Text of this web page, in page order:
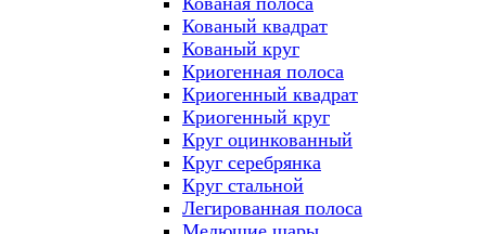
Кованый квадрат
Кованый круг
Криогенная полоса
Криогенный квадрат
Криогенный круг
Круг оцинкованный
Круг серебрянка
Круг стальной
Легированная полоса